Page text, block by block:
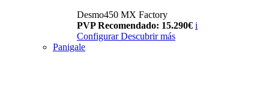
Desmo450 MX Factory
PVP Recomendado: 15.290€ i
Configurar Descubrir más
Panigale